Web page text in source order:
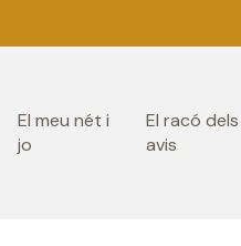
El meu nét i
jo
El racó dels
avis